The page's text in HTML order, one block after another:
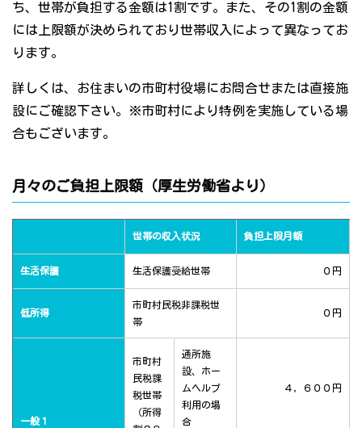
ち、世帯が負担する金額は1割です。また、その1割の金額
には上限額が決められており世帯収入によって異なってお
ります。
詳しくは、お住まいの市町村役場にお問合せまたは直接施
設にご確認下さい。※市町村により特例を実施している場
合もございます。
月々のご負担上限額（厚生労働省より）
世帯の収入状況 負担上限月額
生活保護 生活保護受給世帯 ０円
低所得
市町村民税非課税世
帯
０円
一般１
市町村
民税課
税世帯
（所得
通所施
設、ホー
ムヘルプ
利用の場
合
４，６００円